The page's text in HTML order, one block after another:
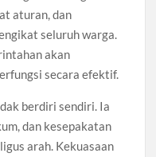
aturan, dan
seluruh warga.
akan
secara efektif.
berdiri sendiri. Ia
dan kesepakatan
arah. Kekuasaan